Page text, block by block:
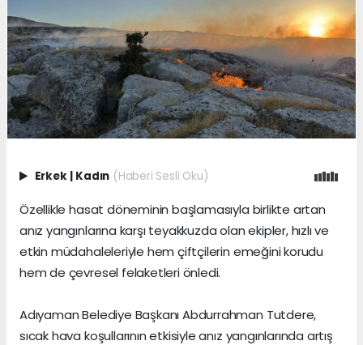
Erkek | Kadın (Haberi Sesli Oku)
Özellikle hasat döneminin başlamasıyla birlikte artan
anız yangınlarına karşı teyakkuzda olan ekipler, hızlı ve
etkin müdahaleleriyle hem çiftçilerin emeğini korudu
hem de çevresel felaketleri önledi.
Adıyaman Belediye Başkanı Abdurrahman Tutdere,
sıcak hava koşullarının etkisiyle anız yangınlarında artış